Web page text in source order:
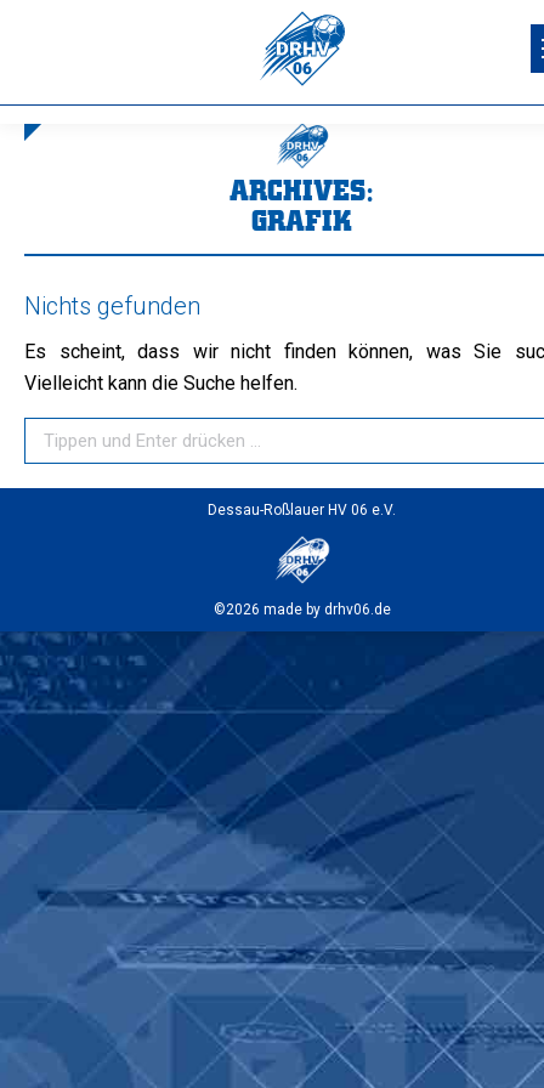
ARCHIVES:
GRAFIK
Nichts gefunden
Es scheint, dass wir nicht finden können, was Sie
Vielleicht kann die Suche helfen.
Search:
Dessau-Roßlauer HV 06 e.V.
©2026 made by drhv06.de